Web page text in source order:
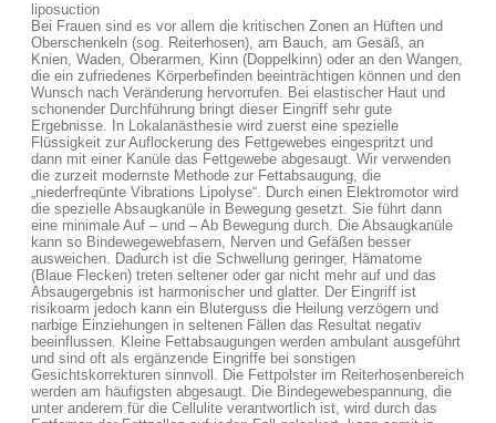
liposuction
Bei Frauen sind es vor allem die kritischen Zonen an Hüften und
Oberschenkeln (sog. Reiterhosen), am Bauch, am Gesäß, an
Knien, Waden, Oberarmen, Kinn (Doppelkinn) oder an den Wangen,
die ein zufriedenes Körperbefinden beeinträchtigen können und den
Wunsch nach Veränderung hervorrufen. Bei elastischer Haut und
schonender Durchführung bringt dieser Eingriff sehr gute
Ergebnisse. In Lokalanästhesie wird zuerst eine spezielle
Flüssigkeit zur Auflockerung des Fettgewebes eingespritzt und
dann mit einer Kanüle das Fettgewebe abgesaugt. Wir verwenden
die zurzeit modernste Methode zur Fettabsaugung, die
„niederfreqünte Vibrations Lipolyse“. Durch einen Elektromotor wird
die spezielle Absaugkanüle in Bewegung gesetzt. Sie führt dann
eine minimale Auf – und – Ab Bewegung durch. Die Absaugkanüle
kann so Bindewegewebfasern, Nerven und Gefäßen besser
ausweichen. Dadurch ist die Schwellung geringer, Hämatome
(Blaue Flecken) treten seltener oder gar nicht mehr auf und das
Absaugergebnis ist harmonischer und glatter. Der Eingriff ist
risikoarm jedoch kann ein Bluterguss die Heilung verzögern und
narbige Einziehungen in seltenen Fällen das Resultat negativ
beeinflussen. Kleine Fettabsaugungen werden ambulant ausgeführt
und sind oft als ergänzende Eingriffe bei sonstigen
Gesichtskorrekturen sinnvoll. Die Fettpolster im Reiterhosenbereich
werden am häufigsten abgesaugt. Die Bindegewebespannung, die
unter anderem für die Cellulite verantwortlich ist, wird durch das